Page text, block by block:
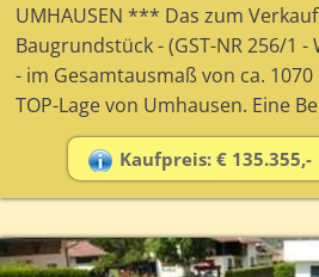
UMHAUSEN *** Das zum
Baugrundstück - (GST-NR 256/1
- im Gesamtausmaß von ca.
TOP-Lage von Umhausen. Eine
Kaufpreis: € 135.355,-